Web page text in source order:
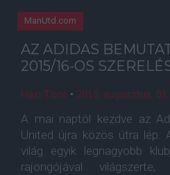
ManUtd.com
AZ ADIDAS
2015/16-OS
Házi Tibor • 2015. augusztus.
A mai naptól kezdve az
United újra közös útra lép.
világ egyik legnagyobb
rajongójával